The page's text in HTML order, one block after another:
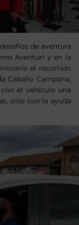
de aventura
Aventuri y en la
el recorrido
Caballo Campana,
el vehículo una
sólo con la ayuda